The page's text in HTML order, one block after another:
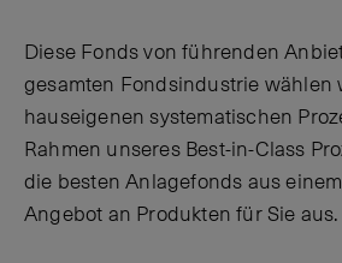
Diese Fonds von führenden
gesamten Fondsindustrie wählen
hauseigenen systematischen
Rahmen unseres Best-in-Class
die besten Anlagefonds aus
Angebot an Produkten für Sie aus.